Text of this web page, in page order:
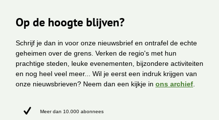
Op de hoogte blijven?
Schrijf je dan in voor onze nieuwsbrief en ontrafel de echte
geheimen over de grens. Verken de regio's met hun
prachtige steden, leuke evenementen, bijzondere activiteiten
en nog heel veel meer... Wil je eerst een indruk krijgen van
onze nieuwsbrieven? Neem dan een kijkje in ons archief
Meer dan 10.000 abonnees